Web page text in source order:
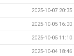
2025-10-07 20:35
2025-10-05 16:00
2025-10-05 11:10
2025-10-04 18:46